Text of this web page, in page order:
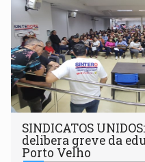
SINDICATOS
delibera greve da
Porto Velho